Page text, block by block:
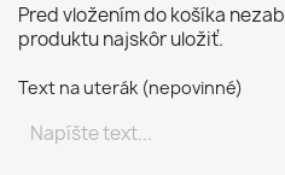
Pred vložením do košíka
produktu najskôr uložiť.
Text na uterák (nepovinné)